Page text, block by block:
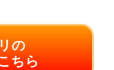
の
ちら